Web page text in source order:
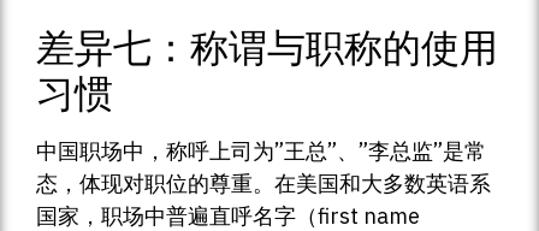
差异七：称谓与职称的使用
习惯
中国职场中，称呼上司为”王总”、”李总监”是常
态，体现对职位的尊重。在美国和大多数英语系
国家，职场中普遍直呼名字（first name